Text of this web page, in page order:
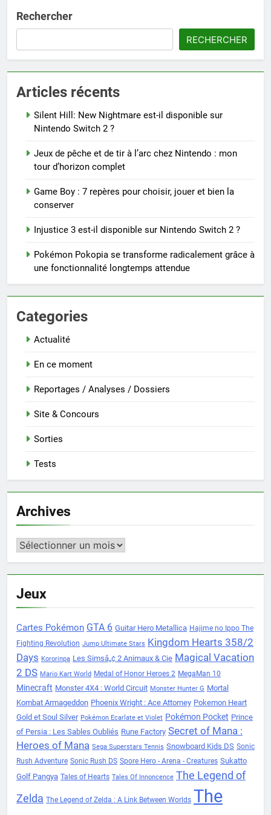
Rechercher
RECHERCHER
Articles récents
Silent Hill: New Nightmare est-il disponible sur
Nintendo Switch 2 ?
Jeux de pêche et de tir à l’arc chez Nintendo : mon
tour d’horizon complet
Game Boy : 7 repères pour choisir, jouer et bien la
conserver
Injustice 3 est-il disponible sur Nintendo Switch 2 ?
Pokémon Pokopia se transforme radicalement grâce à
une fonctionnalité longtemps attendue
Categories
Actualité
En ce moment
Reportages / Analyses / Dossiers
Site & Concours
Sorties
Tests
Archives
Archives
Jeux
Cartes Pokémon GTA 6 Guitar Hero Metallica Hajime no Ippo The
Fighting Revolution Jump Ultimate Stars Kingdom Hearts 358/2
Days Kororinpa Les Simsâ„¢ 2 Animaux & Cie Magical Vacation
2 DS Mario Kart World Medal of Honor Heroes 2 MegaMan 10
Minecraft Monster 4X4 : World Circuit Monster Hunter G Mortal
Kombat Armageddon Phoenix Wright : Ace Attorney Pokemon Heart
Gold et Soul Silver Pokémon Ecarlate et Violet Pokémon Pocket Prince
of Persia : Les Sables Oubliés Rune Factory Secret of Mana :
Heroes of Mana Sega Superstars Tennis Snowboard Kids DS Sonic
Rush Adventure Sonic Rush DS Spore Hero - Arena - Creatures Sukatto
Golf Pangya Tales of Hearts Tales Of Innoncence The Legend of
Zelda The Legend of Zelda : A Link Between Worlds The